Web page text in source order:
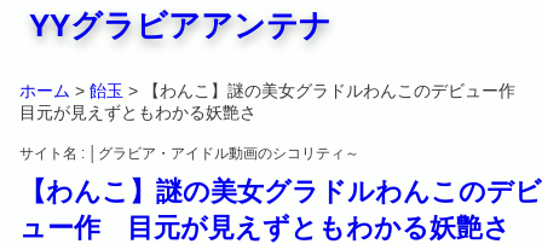
YYグラビアアンテナ
ホーム > 飴玉 > 【わんこ】謎の美女グラドルわんこのデビュー作
目元が見えずともわかる妖艶さ
サイト名 : │グラビア・アイドル動画のシコリティ～
【わんこ】謎の美女グラドルわんこのデビ
ュー作 目元が見えずともわかる妖艶さ